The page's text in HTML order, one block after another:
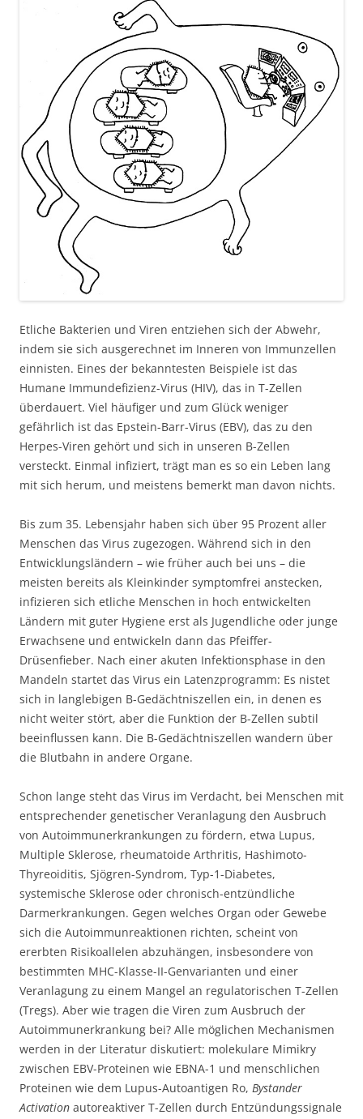
Etliche Bakterien und Viren entziehen sich der Abwehr,
indem sie sich ausgerechnet im Inneren von Immunzellen
einnisten. Eines der bekanntesten Beispiele ist das
Humane Immundefizienz-Virus (HIV), das in T-Zellen
überdauert. Viel häufiger und zum Glück weniger
gefährlich ist das Epstein-Barr-Virus (EBV), das zu den
Herpes-Viren gehört und sich in unseren B-Zellen
versteckt. Einmal infiziert, trägt man es so ein Leben lang
mit sich herum, und meistens bemerkt man davon nichts.
Bis zum 35. Lebensjahr haben sich über 95 Prozent aller
Menschen das Virus zugezogen. Während sich in den
Entwicklungsländern – wie früher auch bei uns – die
meisten bereits als Kleinkinder symptomfrei anstecken,
infizieren sich etliche Menschen in hoch entwickelten
Ländern mit guter Hygiene erst als Jugendliche oder junge
Erwachsene und entwickeln dann das Pfeiffer-
Drüsenfieber. Nach einer akuten Infektionsphase in den
Mandeln startet das Virus ein Latenzprogramm: Es nistet
sich in langlebigen B-Gedächtniszellen ein, in denen es
nicht weiter stört, aber die Funktion der B-Zellen subtil
beeinflussen kann. Die B-Gedächtniszellen wandern über
die Blutbahn in andere Organe.
Schon lange steht das Virus im Verdacht, bei Menschen mit
entsprechender genetischer Veranlagung den Ausbruch
von Autoimmunerkrankungen zu fördern, etwa Lupus,
Multiple Sklerose, rheumatoide Arthritis, Hashimoto-
Thyreoiditis, Sjögren-Syndrom, Typ-1-Diabetes,
systemische Sklerose oder chronisch-entzündliche
Darmerkrankungen. Gegen welches Organ oder Gewebe
sich die Autoimmunreaktionen richten, scheint von
ererbten Risikoallelen abzuhängen, insbesondere von
bestimmten MHC-Klasse-II-Genvarianten und einer
Veranlagung zu einem Mangel an regulatorischen T-Zellen
(Tregs). Aber wie tragen die Viren zum Ausbruch der
Autoimmunerkrankung bei? Alle möglichen Mechanismen
werden in der Literatur diskutiert: molekulare Mimikry
zwischen EBV-Proteinen wie EBNA-1 und menschlichen
Proteinen wie dem Lupus-Autoantigen Ro, Bystander
Activation autoreaktiver T-Zellen durch Entzündungssignale